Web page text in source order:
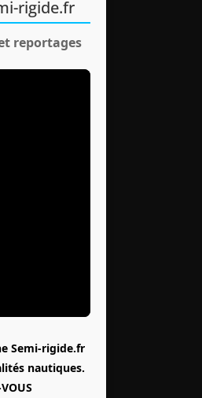
rigide.fr
reportages
Semi-rigide.fr
nautiques.